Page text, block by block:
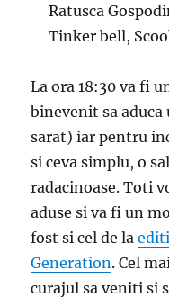
Ratusca
Tinker bell,
La ora 18:30 va fi
binevenit sa aduca
sarat) iar pentru
si ceva simplu, o
radacinoase. Toti
aduse si va fi un
fost si cel de la
Generation. Cel
curajul sa veniti si